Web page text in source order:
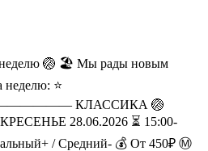
неделю 🏐 🏖️ Мы рады новым
неделю: ⭐️
КЛАССИКА 🏐
28.06.2026 ⏳ 15:00-
/ Средний- 💰 От 450₽ Ⓜ️